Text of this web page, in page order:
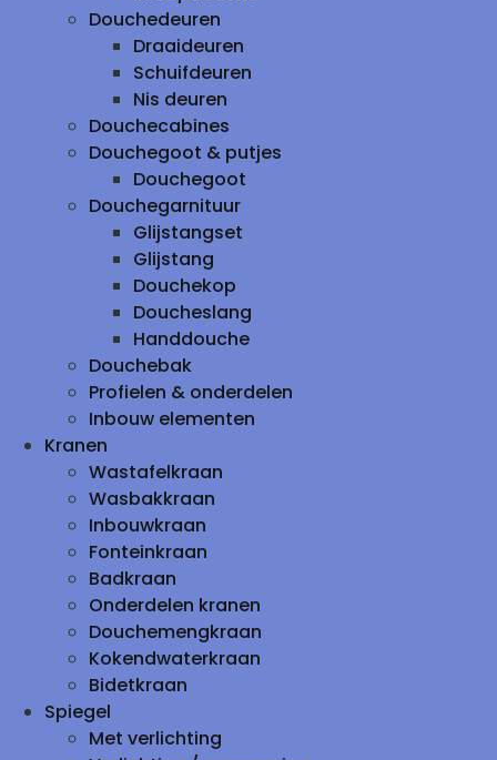
Douchedeuren
Draaideuren
Schuifdeuren
Nis deuren
Douchecabines
Douchegoot & putjes
Douchegoot
Douchegarnituur
Glijstangset
Glijstang
Douchekop
Doucheslang
Handdouche
Douchebak
Profielen & onderdelen
Inbouw elementen
Kranen
Wastafelkraan
Wasbakkraan
Inbouwkraan
Fonteinkraan
Badkraan
Onderdelen kranen
Douchemengkraan
Kokendwaterkraan
Bidetkraan
Spiegel
Met verlichting